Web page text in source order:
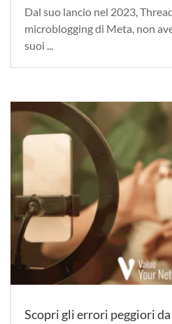
Dal suo lancio nel 2023,
microblogging di Meta, non
suoi ...
Scopri gli errori peggiori